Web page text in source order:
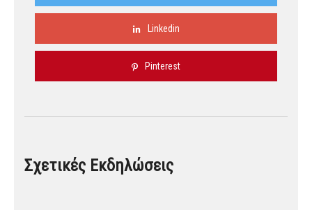
Linkedin
Pinterest
Σχετικές Εκδηλώσεις